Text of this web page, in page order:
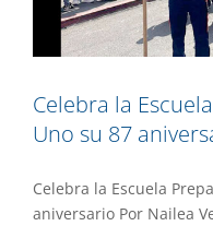
Celebra la
Uno su 87
Celebra la Escuela
aniversario Por Nailea